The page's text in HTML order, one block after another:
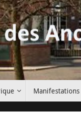
Manifestations